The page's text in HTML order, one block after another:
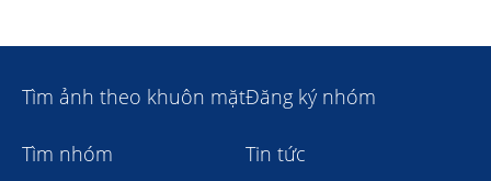
Tìm ảnh theo khuôn mặtĐăng ký nhóm
Tìm nhóm Tin tức